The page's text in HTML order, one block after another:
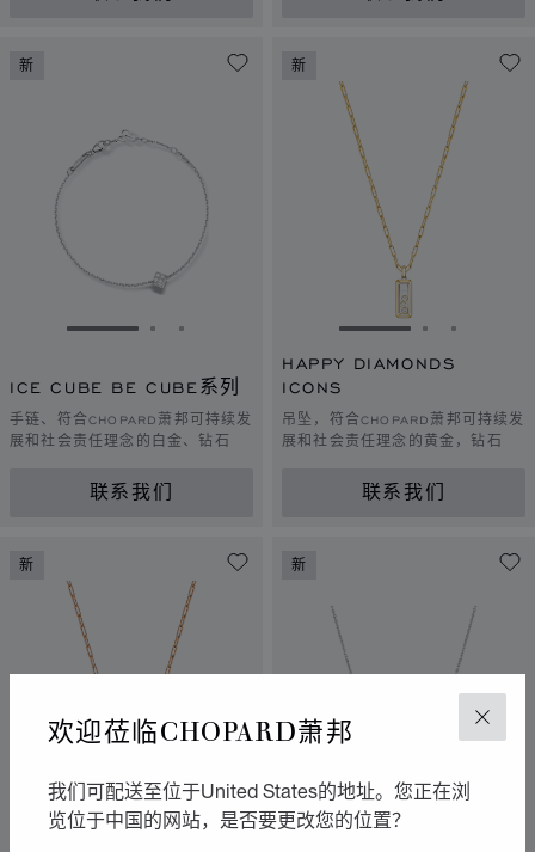
关闭
欢迎莅临CHOPARD萧邦
我们可配送至位于United States的地址。您正在浏
览位于中国的网站，是否要更改您的位置？
新
转到幻灯片 1转到幻灯片 2
转到幻灯片 3
ICE CUBE BE CUBE系列
手链、符合CHOPARD萧邦可持续发
展和社会责任理念的白金、钻石
联系我们
新
转到幻灯片 1转到幻灯
转到幻
HAPPY DIAMONDS
ICONS
吊坠，符合CHOPARD萧邦可持续发
展和社会责任理念的黄金，钻石
联系我们
新 新